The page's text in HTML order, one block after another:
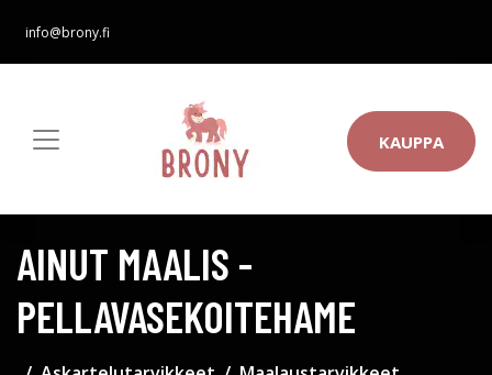
info@brony.fi
KAUPPA
AINUT MAALIS -
PELLAVASEKOITEHAME